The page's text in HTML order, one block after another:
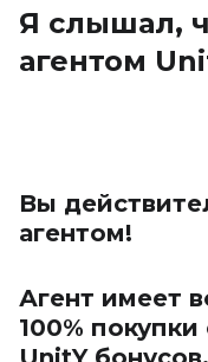
Я слышал,
агентом
Вы
агентом!
Агент имеет
100%